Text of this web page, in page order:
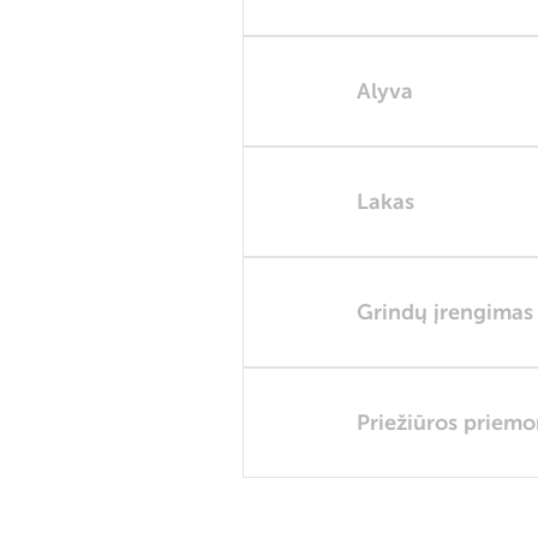
Alyva
Lakas
Grindų įrengimas
Priežiūros